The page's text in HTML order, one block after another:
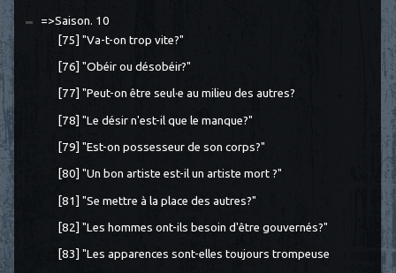
=>Saison. 10
[75] "Va-t-on trop vite?"
[76] "Obéir ou désobéir?"
[77] "Peut-on être seul·e au milieu des autres?
[78] "Le désir n'est-il que le manque?"
[79] "Est-on possesseur de son corps?"
[80] "Un bon artiste est-il un artiste mort ?"
[81] "Se mettre à la place des autres?"
[82] "Les hommes ont-ils besoin d'être gouvernés?"
[83] "Les apparences sont-elles toujours trompeuse